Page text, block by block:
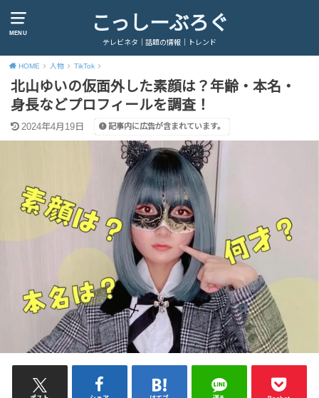
MENU こっしーぶろぐ
テレビネタ｜話題の情報｜トレンド
HOME 人物 TikTok
北山ゆいの仮面外した素顔は？年齢・本名・
身長などプロフィールを調査！
2024年4月19日 記事内に広告が含まれています。